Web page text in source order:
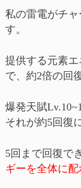
私の雷電がチ
す。
提供する元素エ
で、約2倍の回
爆発天賦
それが約5回復に
5回まで回復で
ギーを全体に配